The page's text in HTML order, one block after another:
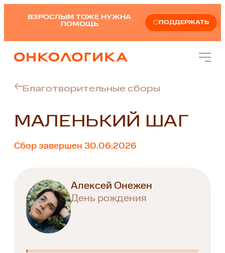
ВЗРОСЛЫМ ТОЖЕ НУЖНА
ПОМОЩЬ
ПОДДЕРЖАТЬ
Благотворительные сборы
МАЛЕНЬКИЙ ШАГ
Сбор завершен 30.06.2026
Алексей Онежен
День рождения